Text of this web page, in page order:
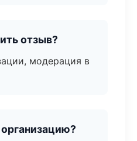
отзыв?
модерация в